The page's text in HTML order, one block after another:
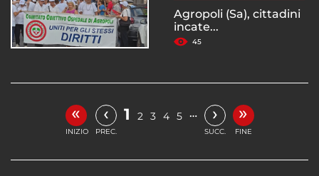
Agropoli (Sa), cittadini
incate...
45
«
INIZIO
‹
PREC.
1 2 3 4 5 … ›
SUCC.
»
FINE